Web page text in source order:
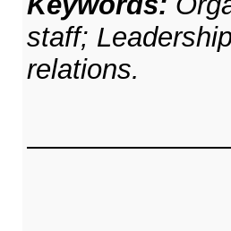
staff;
relations.